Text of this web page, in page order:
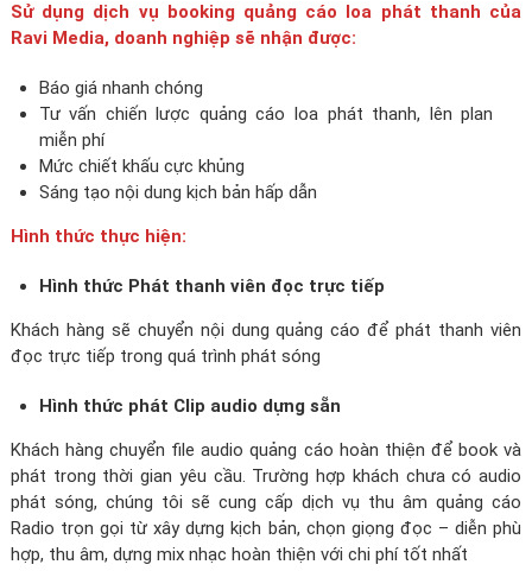
Sử dụng dịch vụ booking quảng cáo loa phát thanh của
Ravi Media, doanh nghiệp sẽ nhận được:
Báo giá nhanh chóng
Tư vấn chiến lược quảng cáo loa phát thanh, lên plan
miễn phí
Mức chiết khấu cực khủng
Sáng tạo nội dung kịch bản hấp dẫn
Hình thức thực hiện:
Hình thức Phát thanh viên đọc trực tiếp
Khách hàng sẽ chuyển nội dung quảng cáo để phát thanh viên
đọc trực tiếp trong quá trình phát sóng
Hình thức phát Clip audio dựng sẵn
Khách hàng chuyển file audio quảng cáo hoàn thiện để book và
phát trong thời gian yêu cầu. Trường hợp khách chưa có audio
phát sóng, chúng tôi sẽ cung cấp dịch vụ thu âm quảng cáo
Radio trọn gọi từ xây dựng kịch bản, chọn giọng đọc – diễn phù
hợp, thu âm, dựng mix nhạc hoàn thiện với chi phí tốt nhất